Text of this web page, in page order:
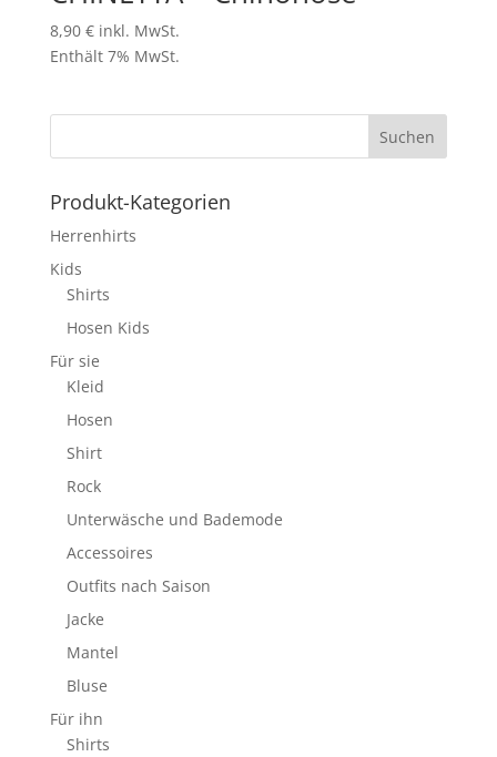
8,90 € inkl. MwSt.
Enthält 7% MwSt.
Produkt-Kategorien
Herrenhirts
Kids
Shirts
Hosen Kids
Für sie
Kleid
Hosen
Shirt
Rock
Unterwäsche und Bademode
Accessoires
Outfits nach Saison
Jacke
Mantel
Bluse
Für ihn
Shirts